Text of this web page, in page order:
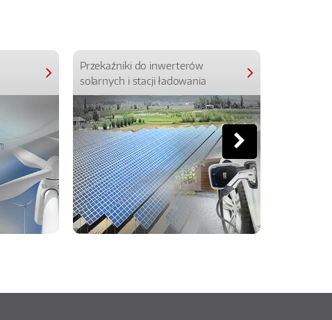
Przekaźniki do inwerterów
solarnych i stacji ładowania